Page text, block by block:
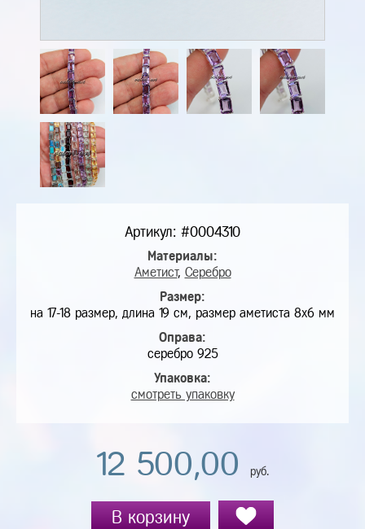
Артикул: #0004310
Материалы:
Аметист, Серебро
Размер:
на 17-18 размер, длина 19 см, размер аметиста 8х6 мм
Оправа:
серебро 925
Упаковка:
смотреть упаковку
12 500,00 руб.
В корзину